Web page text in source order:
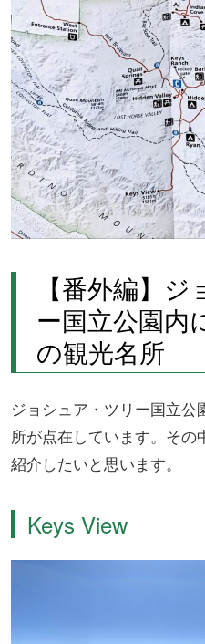
【番外編】
ー国立公園内
の観光名所
ジョシュア・ツリー国立公
所が点在しています。そ
紹介したいと思います。
Keys View